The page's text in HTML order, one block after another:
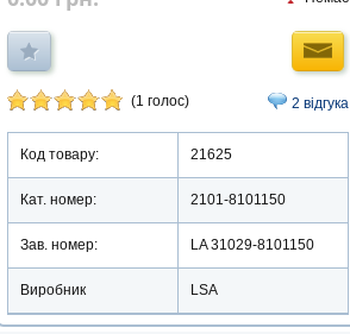
(1 голос) 2 відгука
Код товару: 21625
Кат. номер: 2101-8101150
Зав. номер: LA 31029-8101150
Виробник LSA